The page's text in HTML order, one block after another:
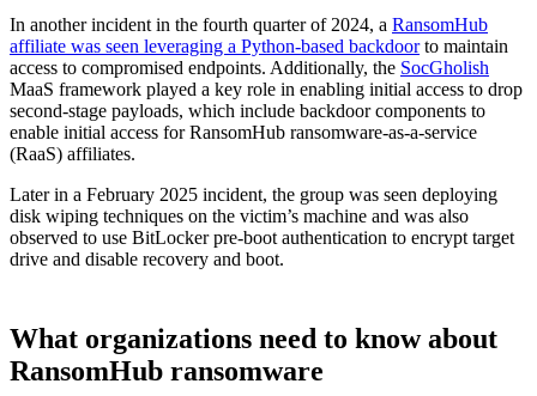
In another incident in the fourth quarter of 2024, a RansomHub
affiliate was seen leveraging a Python-based backdoorto maintain
access to compromised endpoints. Additionally, the SocGholish
MaaS framework played a key role in enabling initial access to drop
second-stage payloads, which include backdoor components to
enable initial access for RansomHub ransomware-as-a-service
(RaaS) affiliates.
Later in a February 2025 incident, the group was seen deploying
disk wiping techniques on the victim’s machine and was also
observed to use BitLocker pre-boot authentication to encrypt target
drive and disable recovery and boot.
What organizations need to know about
RansomHub ransomware